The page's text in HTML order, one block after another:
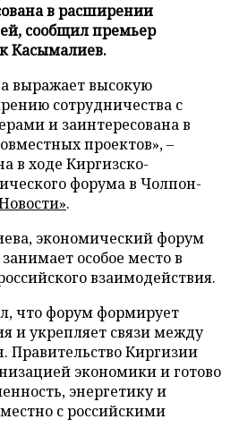
в расширении
сообщил премьер
Касымалиев.
выражает высокую
сотрудничества с
и заинтересована в
проектов», –
в ходе Киргизско-
форума в Чолпон-
.
экономический форум
особое место в
взаимодействия.
что форум формирует
и укрепляет связи между
Правительство Киргизии
экономики и готово
энергетику и
с российскими